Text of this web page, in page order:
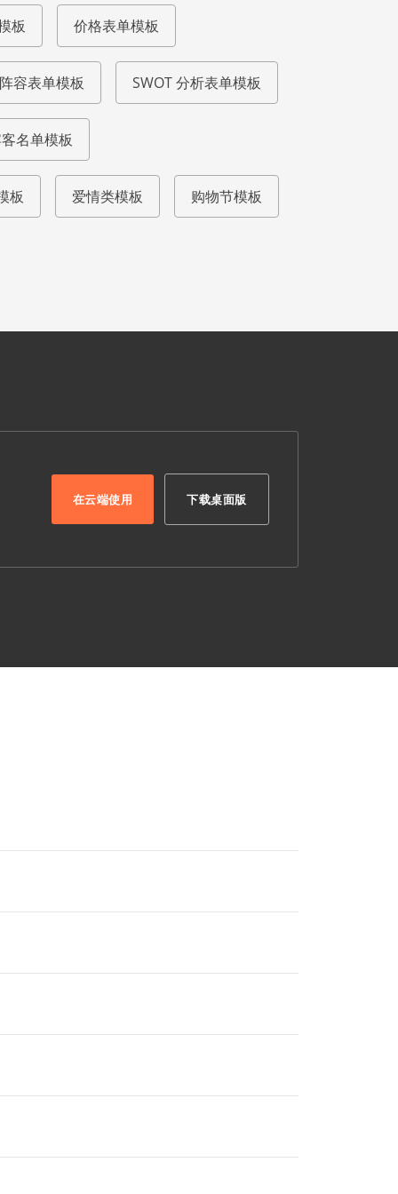
板 价格表单模板
容表单模板 SWOT 分析表单模板
名单模板
板 爱情类模板 购物节模板
在云端使用 下载桌面版